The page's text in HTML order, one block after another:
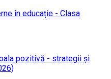
în educație - Clasa
pozitivă - strategii și